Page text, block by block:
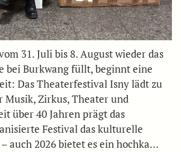
31. Juli bis 8. August wieder das
bei Burkwang füllt, beginnt eine
Das Theaterfestival Isny lädt zu
Musik, Zirkus, Theater und
über 40 Jahren prägt das
Festival das kulturelle
auch 2026 bietet es ein hochka…